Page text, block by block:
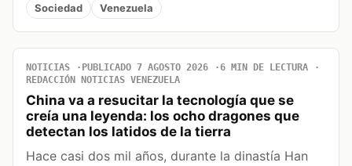
Sociedad Venezuela
NOTICIAS PUBLICADO 7 AGOSTO 2026
6 MIN DE LECTURA
REDACCIÓN NOTICIAS VENEZUELA
China va a resucitar la tecnología que se
creía una leyenda: los ocho dragones que
detectan los latidos de la tierra
Hace casi dos mil años, durante la dinastía Han